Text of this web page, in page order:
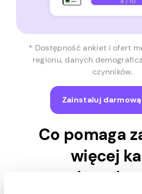
* Dostępność ankiet i ofert
regionu, danych
czynników.
Zainstaluj
Co pomaga
więcej